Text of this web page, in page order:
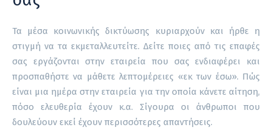
Τα μέσα κοινωνικής δικτύωσης κυριαρχούν και ήρθε η
στιγμή να τα εκμεταλλευτείτε. Δείτε ποιες από τις επαφές
σας εργάζονται στην εταιρεία που σας ενδιαφέρει και
προσπαθήστε να μάθετε λεπτομέρειες «εκ των έσω». Πώς
είναι μια ημέρα στην εταιρεία για την οποία κάνετε αίτηση,
πόσο ελευθερία έχουν κ.α. Σίγουρα οι άνθρωποι που
δουλεύουν εκεί έχουν περισσότερες απαντήσεις.